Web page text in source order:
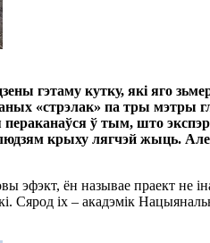
гэтаму кутку, які яго
«стрэлак» па тры мэтры
ў тым, што
крыху лягчэй жыць.
эфэкт, ён называе праект
Сярод іх – акадэмік